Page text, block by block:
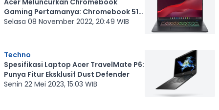
Gaming Pertamanya: Chromebook 516
GE
Selasa 08 November 2022, 20:49 WIB
Techno
Spesifikasi Laptop Acer TravelMate P6:
Punya Fitur Eksklusif Dust Defender
Senin 22 Mei 2023, 15:03 WIB